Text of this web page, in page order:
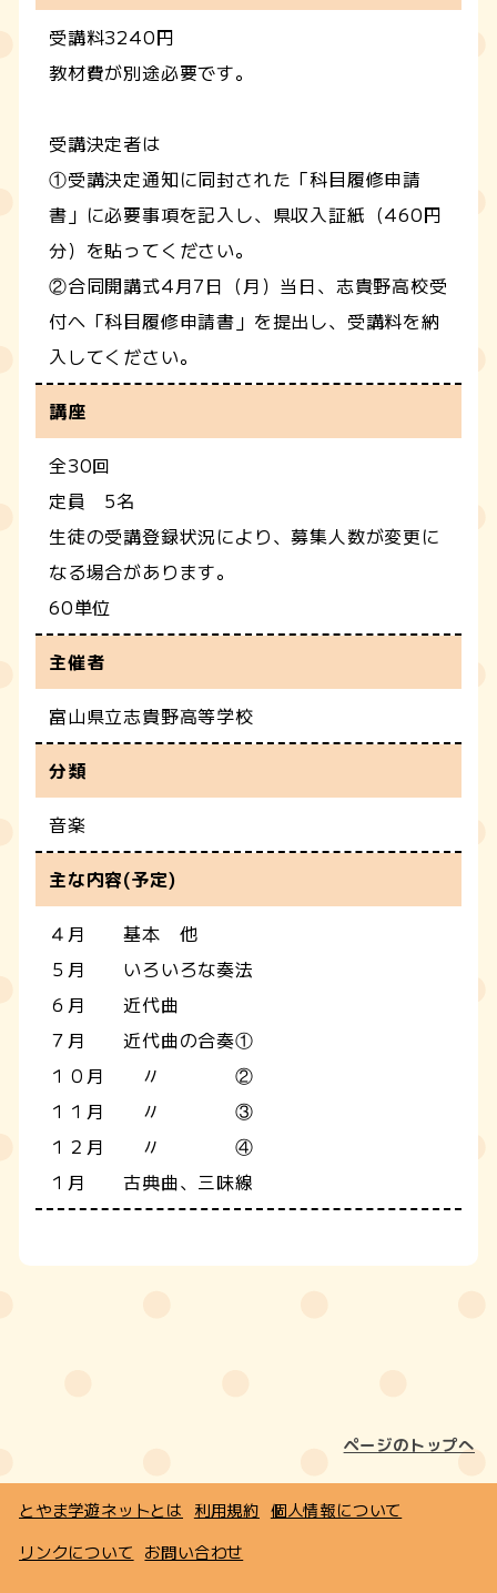
受講料3240円
教材費が別途必要です。
受講決定者は
①受講決定通知に同封された「科目履修申請
書」に必要事項を記入し、県収入証紙（460円
分）を貼ってください。
②合同開講式4月7日（月）当日、志貴野高校受
付へ「科目履修申請書」を提出し、受講料を納
入してください。
講座
全30回
定員 5名
生徒の受講登録状況により、募集人数が変更に
なる場合があります。
60単位
主催者
富山県立志貴野高等学校
分類
音楽
主な内容(予定)
４月 基本 他
５月 いろいろな奏法
６月 近代曲
７月 近代曲の合奏①
１０月 〃 ②
１１月 〃 ③
１２月 〃 ④
１月 古典曲、三味線
ページのトップへ
とやま学遊ネットとは 利用規約 個人情報について
リンクについて お問い合わせ